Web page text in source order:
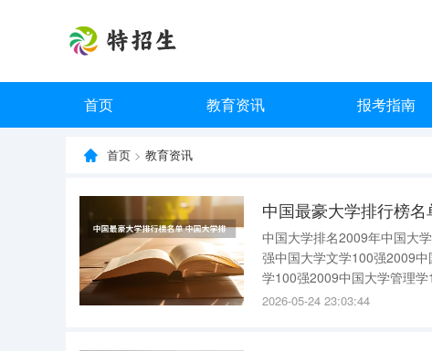
首页 教育资讯 报考指南
首页 > 教育资讯
中国最豪大学排行榜
中国大学排名2009年中国大
强中国大学文学100强2009
学100强2009中国大学管理
学医学50强参考资料：
2026-05-24 23:03:44